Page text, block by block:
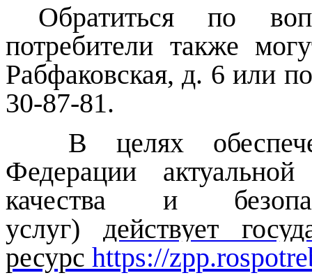
Обратиться по
потребители также
Рабфаковская, д. 6 или
30-87-81.
В целях
Федерации
качества и
услуг) действует
ресурс https://